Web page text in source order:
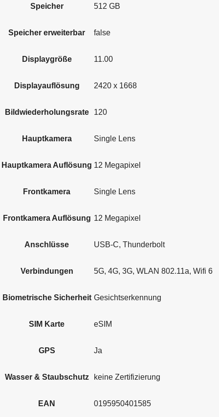
Speicher 512 GB
Speicher erweiterbar false
Displaygröße 11.00
Displayauflösung 2420 x 1668
Bildwiederholungsrate 120
Hauptkamera Single Lens
Hauptkamera Auflösung 12 Megapixel
Frontkamera Single Lens
Frontkamera Auflösung 12 Megapixel
Anschlüsse USB-C, Thunderbolt
Verbindungen 5G, 4G, 3G, WLAN 802.11a, Wifi 6
Biometrische Sicherheit Gesichtserkennung
SIM Karte eSIM
GPS Ja
Wasser & Staubschutz keine Zertifizierung
EAN 0195950401585